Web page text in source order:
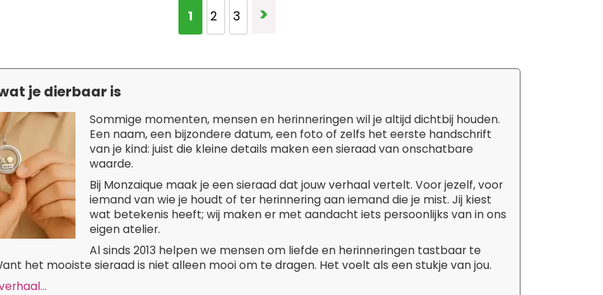
U lees momenteel pagina
1 Pagina
2 Pagina
3 Pagina
>
je dierbaar is
Sommige momenten, mensen en herinneringen wil je altijd dichtbij houden.
Een naam, een bijzondere datum, een foto of zelfs het eerste handschrift
van je kind: juist die kleine details maken een sieraad van onschatbare
waarde.
Bij Monzaique maak je een sieraad dat jouw verhaal vertelt. Voor jezelf, voor
iemand van wie je houdt of ter herinnering aan iemand die je mist. Jij kiest
wat betekenis heeft; wij maken er met aandacht iets persoonlijks van in ons
eigen atelier.
Al sinds 2013 helpen we mensen om liefde en herinneringen tastbaar te
het mooiste sieraad is niet alleen mooi om te dragen. Het voelt als een stukje van jou.